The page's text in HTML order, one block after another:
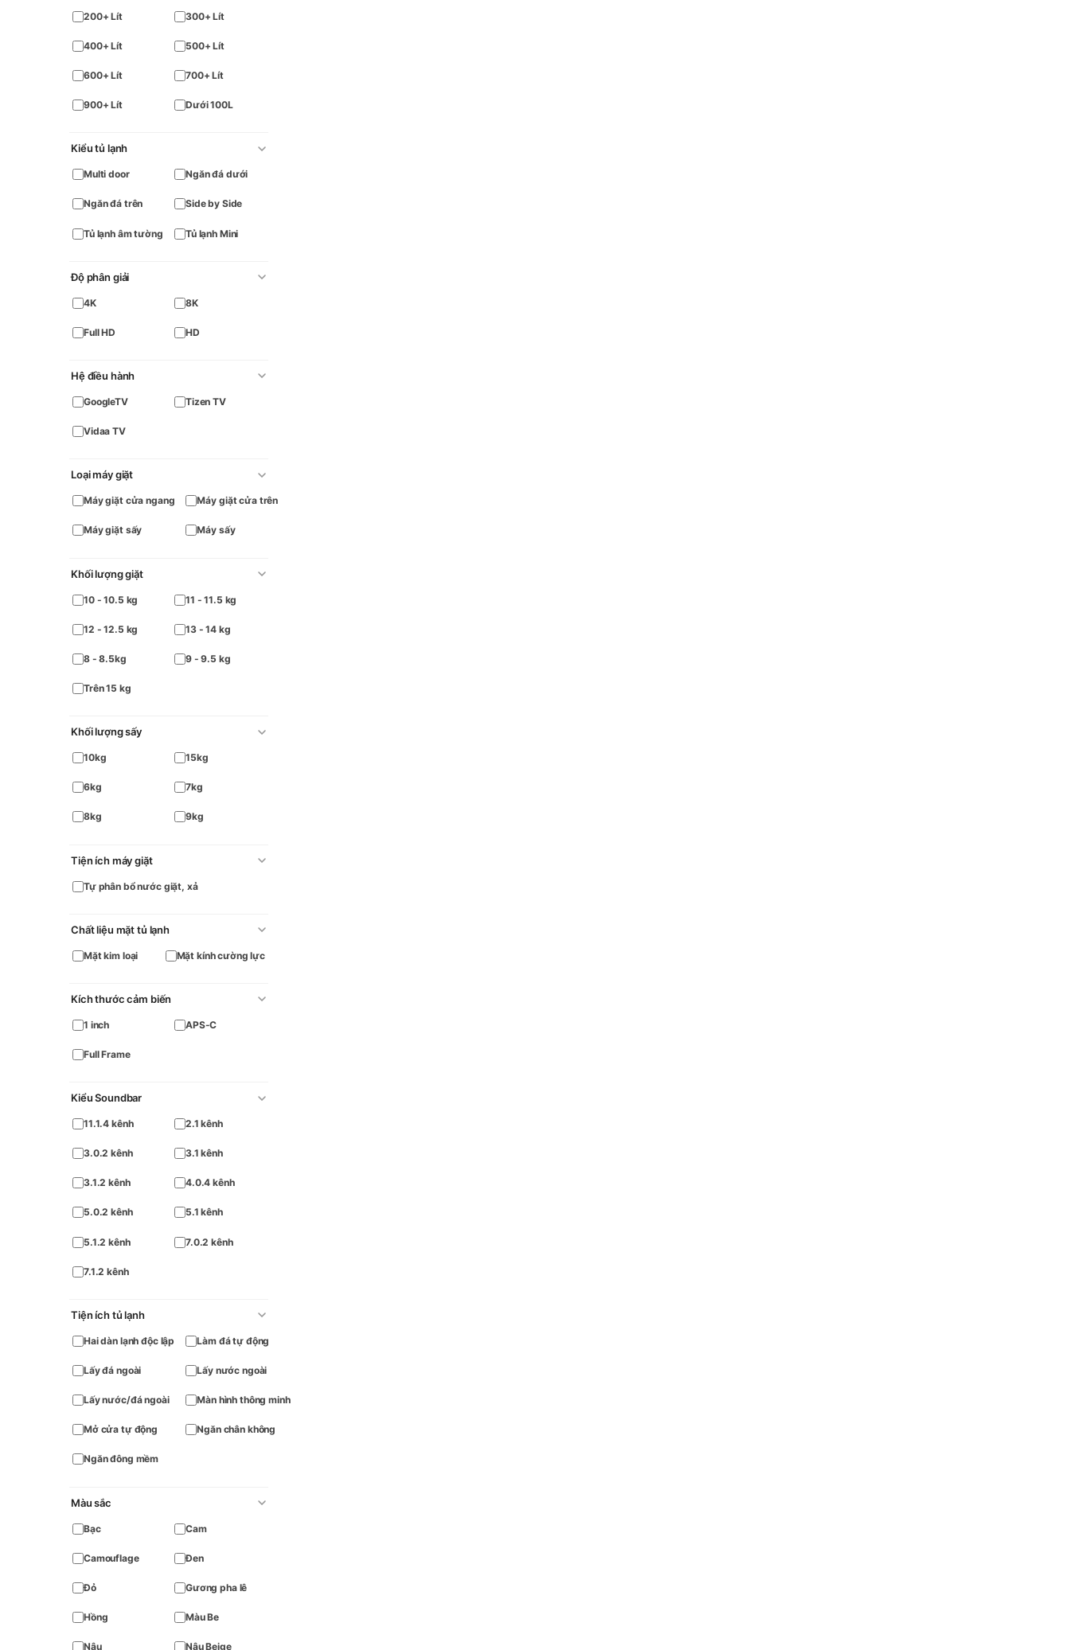
200+ Lít 300+ Lít
400+ Lít 500+ Lít
600+ Lít 700+ Lít
900+ Lít Dưới 100L
Kiểu tủ lạnh
Multi door Ngăn đá dưới
Ngăn đá trên Side by Side
Tủ lạnh âm tường Tủ lạnh Mini
Độ phân giải
4K 8K
Full HD HD
Hệ điều hành
GoogleTV Tizen TV
Vidaa TV
Loại máy giặt
Máy giặt cửa ngang Máy giặt cửa trên
Máy giặt sấy Máy sấy
Khối lượng giặt
10 - 10.5 kg 11 - 11.5 kg
12 - 12.5 kg 13 - 14 kg
8 - 8.5kg 9 - 9.5 kg
Trên 15 kg
Khối lượng sấy
10kg 15kg
6kg 7kg
8kg 9kg
Tiện ích máy giặt
Tự phân bổ nước giặt, xả
Chất liệu mặt tủ lạnh
Mặt kim loại Mặt kính cường lực
Kích thước cảm biến
1 inch APS-C
Full Frame
Kiểu Soundbar
11.1.4 kênh 2.1 kênh
3.0.2 kênh 3.1 kênh
3.1.2 kênh 4.0.4 kênh
5.0.2 kênh 5.1 kênh
5.1.2 kênh 7.0.2 kênh
7.1.2 kênh
Tiện ích tủ lạnh
Hai dàn lạnh độc lập Làm đá tự động
Lấy đá ngoài Lấy nước ngoài
Lấy nước/đá ngoài Màn hình thông minh
Mở cửa tự động Ngăn chân không
Ngăn đông mềm
Màu sắc
Bạc Cam
Camouflage Đen
Đỏ Gương pha lê
Hồng Màu Be
Nâu Nâu Beige